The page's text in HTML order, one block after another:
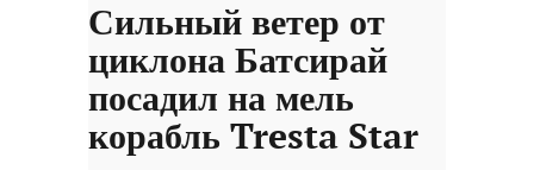
Сильный ветер от
циклона Батсирай
посадил на мель
корабль Tresta Star